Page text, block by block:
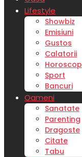
Lifestyle
Showbiz
Emisiuni
Gustos
Calatorii
Horoscop
Sport
Bancuri
Oameni
Sanatate
Parenting
Dragoste
Citate
Tabu